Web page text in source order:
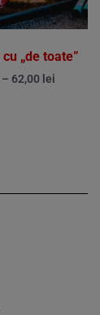
„de toate”
– 62,00 lei